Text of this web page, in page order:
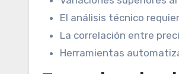
El análisis técnico
La correlación entre
Herramientas